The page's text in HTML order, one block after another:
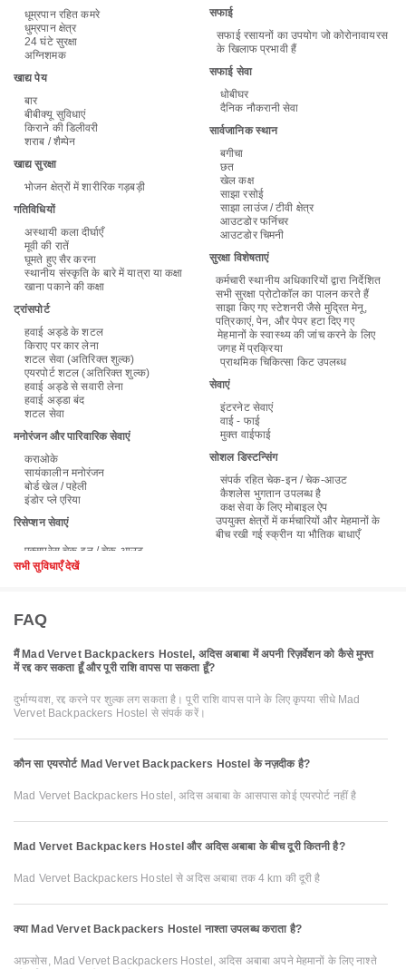
धूम्रपान रहित कमरे
धुम्रपान क्षेत्र
24 घंटे सुरक्षा
अग्निशमक
खाद्य पेय
बार
बीबीक्यू सुविधाएं
किराने की डिलीवरी
शराब / शैम्पेन
खाद्य सुरक्षा
भोजन क्षेत्रों में शारीरिक गड़बड़ी
गतिविधियों
अस्थायी कला दीर्घाएँ
मूवी की रातें
घूमते हुए सैर करना
स्थानीय संस्कृति के बारे में यात्रा या कक्षा
खाना पकाने की कक्षा
ट्रांसपोर्ट
हवाई अड्डे के शटल
किराए पर कार लेना
शटल सेवा (अतिरिक्त शुल्क)
एयरपोर्ट शटल (अतिरिक्त शुल्क)
हवाई अड्डे से सवारी लेना
हवाई अड्डा बंद
शटल सेवा
मनोरंजन और पारिवारिक सेवाएं
कराओके
सायंकालीन मनोरंजन
बोर्ड खेल / पहेली
इंडोर प्ले एरिया
रिसेप्शन सेवाएं
सफाई
सफाई रसायनों का उपयोग जो कोरोनावायरस
के खिलाफ प्रभावी हैं
सफाई सेवा
धोबीघर
दैनिक नौकरानी सेवा
सार्वजानिक स्थान
बगीचा
छत
खेल कक्ष
साझा रसोई
साझा लाउंज / टीवी क्षेत्र
आउटडोर फर्निचर
आउटडोर चिमनी
सुरक्षा विशेषताएं
कर्मचारी स्थानीय अधिकारियों द्वारा निर्देशित
सभी सुरक्षा प्रोटोकॉल का पालन करते हैं
साझा किए गए स्टेशनरी जैसे मुद्रित मेनू,
पत्रिकाएं, पेन, और पेपर हटा दिए गए
मेहमानों के स्वास्थ्य की जांच करने के लिए
जगह में प्रक्रिया
प्राथमिक चिकित्सा किट उपलब्ध
सेवाएं
इंटरनेट सेवाएं
वाई - फाई
मुक्त वाईफाई
सोशल डिस्टन्सिंग
संपर्क रहित चेक-इन / चेक-आउट
कैशलेस भुगतान उपलब्ध है
कक्ष सेवा के लिए मोबाइल ऐप
उपयुक्त क्षेत्रों में कर्मचारियों और मेहमानों के
बीच रखी गई स्क्रीन या भौतिक बाधाएँ
सभी सुविधाएँ देखें
FAQ
मैं Mad Vervet Backpackers Hostel, अदिस अबाबा में अपनी रिज़र्वेशन को कैसे मुफ्त
में रद्द कर सकता हूँ और पूरी राशि वापस पा सकता हूँ?
दुर्भाग्यवश, रद्द करने पर शुल्क लग सकता है। पूरी राशि वापस पाने के लिए कृपया सीधे Mad
Vervet Backpackers Hostel से संपर्क करें।
कौन सा एयरपोर्ट Mad Vervet Backpackers Hostel के नज़दीक है?
Mad Vervet Backpackers Hostel, अदिस अबाबा के आसपास कोई एयरपोर्ट नहीं है
Mad Vervet Backpackers Hostel और अदिस अबाबा के बीच दूरी कितनी है?
Mad Vervet Backpackers Hostel से अदिस अबाबा तक 4 km की दूरी है
क्या Mad Vervet Backpackers Hostel नाश्ता उपलब्ध कराता है?
अफ़सोस, Mad Vervet Backpackers Hostel, अदिस अबाबा अपने मेहमानों के लिए नाश्ते